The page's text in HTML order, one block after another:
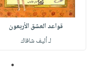
قواعد العشق الأربعون
لـ أليف شافاك
1